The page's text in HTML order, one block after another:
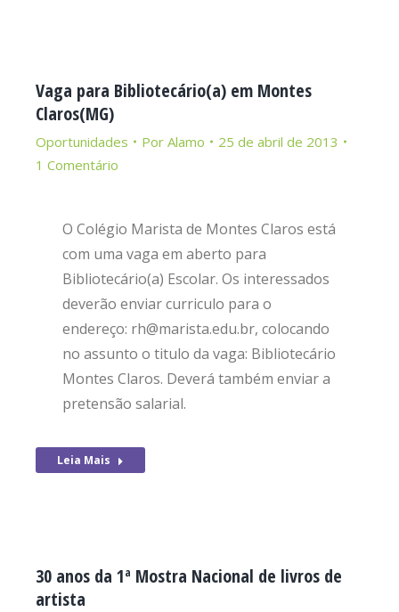
Vaga para Bibliotecário(a) em Montes
Claros(MG)
Oportunidades Por Alamo
25 de abril de 2013
1 Comentário
O Colégio Marista de Montes Claros está
com uma vaga em aberto para
Bibliotecário(a) Escolar. Os interessados
deverão enviar curriculo para o
endereço: rh@marista.edu.br, colocando
no assunto o titulo da vaga: Bibliotecário
Montes Claros. Deverá também enviar a
pretensão salarial.
Leia Mais
30 anos da 1ª Mostra Nacional de livros de
artista